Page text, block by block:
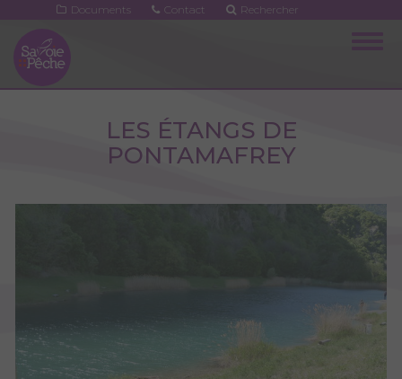
contenu
principal
Documents Contact Rechercher
LES ÉTANGS DE
PONTAMAFREY